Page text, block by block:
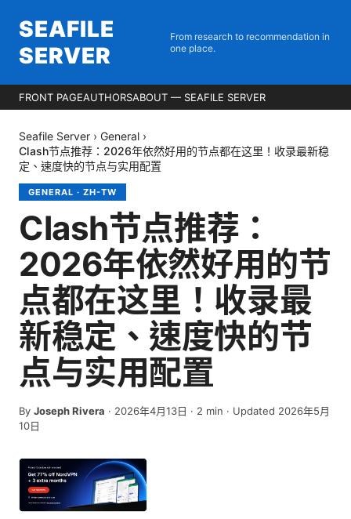
SEAFILE
SERVER
From research to recommendation in
one place.
FRONT PAGEAUTHORSABOUT — SEAFILE SERVER
Seafile Server › General ›
Clash节点推荐：2026年依然好用的节点都在这里！收录最新稳
定、速度快的节点与实用配置
GENERAL · ZH-TW
Clash节点推荐：
2026年依然好用的节
点都在这里！收录最
新稳定、速度快的节
点与实用配置
By Joseph Rivera · 2026年4月13日 · 2 min · Updated 2026年5月
10日